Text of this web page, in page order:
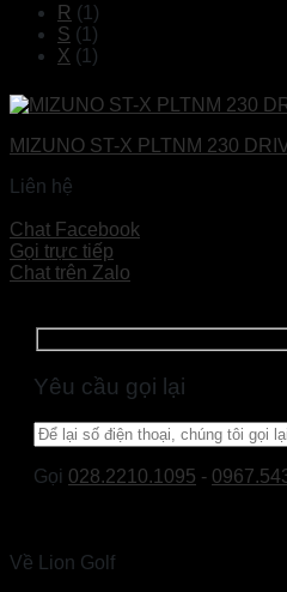
R (1)
S (1)
X (1)
MIZUNO ST-X PLTNM 230
Liên hệ
Chat Facebook
Gọi trực tiếp
Chat trên Zalo
Yêu cầu gọi lại
Gọi 028.2210.1095 -
Về Lion Golf